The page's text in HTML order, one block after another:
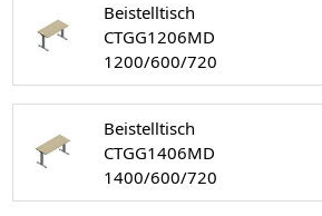
Beistelltisch
CTGG1206MD
1200/600/720
Beistelltisch
CTGG1406MD
1400/600/720